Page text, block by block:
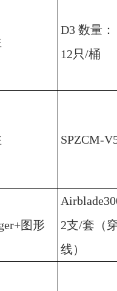
D3 数量：
12只/桶
SPZCM-
图形
2支/套（
线）